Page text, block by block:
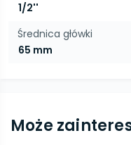
1/2''
Średnica główki
65 mm
Może